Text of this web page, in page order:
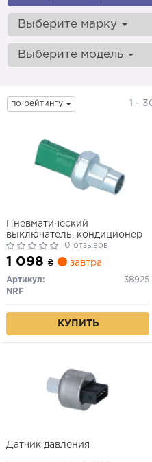
Выберите марку
Выберите модель
по рейтингу 1 -
Пневматический
выключатель, кондиционер
0 отзывов
1 098 ₴ завтра
Артикул:
38925
NRF
КУПИТЬ
Датчик давления